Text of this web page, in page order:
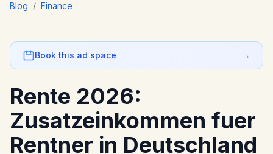
Blog / Finance
Book this ad space →
Rente 2026:
Zusatzeinkommen fuer
Rentner in Deutschland